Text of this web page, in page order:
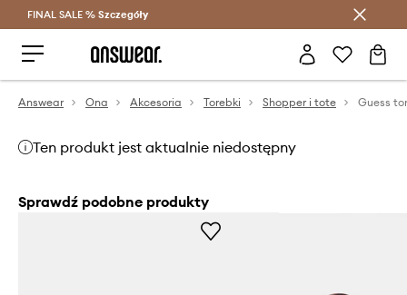
Oszczędzaj z Answear Club >
FINAL SALE % Szczegóły
Answear Ona Akcesoria Torebki Shopper i tote Guess
Ten produkt jest aktualnie niedostępny
Sprawdź podobne produkty